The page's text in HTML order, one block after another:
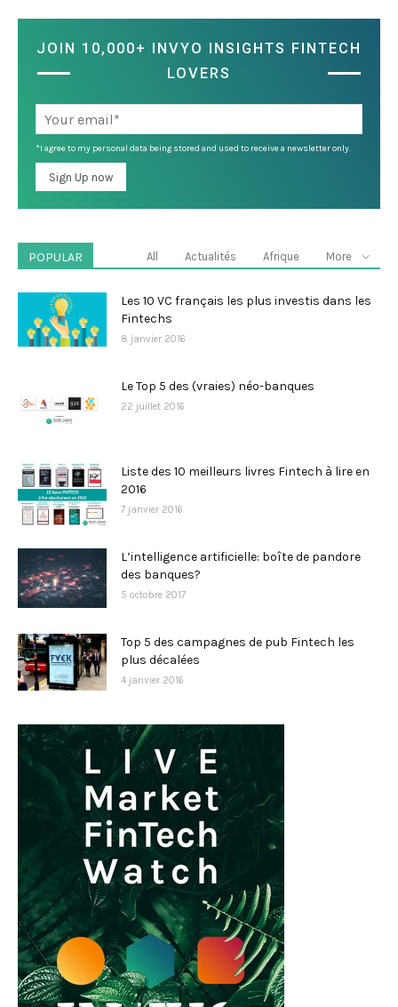
JOIN 10,000+ INVYO INSIGHTS FINTECH
LOVERS
*I agree to my personal data being stored and used to receive a newsletter only.
POPULAR All Actualités Afrique More
Les 10 VC français les plus investis dans les
Fintechs
8 janvier 2016
Le Top 5 des (vraies) néo-banques
22 juillet 2016
Liste des 10 meilleurs livres Fintech à lire en
2016
7 janvier 2016
L’intelligence artificielle: boîte de pandore
des banques?
5 octobre 2017
Top 5 des campagnes de pub Fintech les
plus décalées
4 janvier 2016